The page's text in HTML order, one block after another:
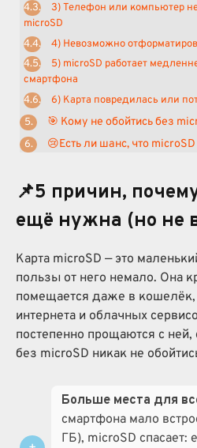
3) Телефон или компьютер
microSD
4) Невозможно
5) microSD работает
смартфона
6) Карта повредилась или
🎯 Кому не обойтись без
😢Есть ли шанс, что
📌5 причин,
ещё нужна (но не
Карта microSD — это
пользы от него немало. Она
помещается даже в кошелёк,
интернета и облачных
постепенно прощаются с ней,
без microSD никак не
Больше места для
смартфона мало
ГБ), microSD спасает: